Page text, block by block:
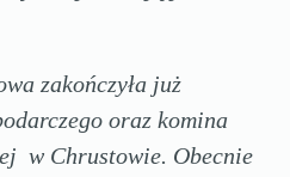
zakończyła już
oraz komina
w Chrustowie. Obecnie